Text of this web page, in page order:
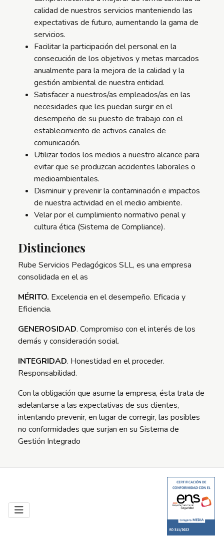
calidad de nuestros servicios manteniendo las
expectativas de futuro, aumentando la gama de
servicios.
Facilitar la participación del personal en la
consecución de los objetivos y metas marcados
anualmente para la mejora de la calidad y la
gestión ambiental de nuestra entidad.
Satisfacer a nuestros/as empleados/as en las
necesidades que les puedan surgir en el
desempeño de su puesto de trabajo con el
establecimiento de activos canales de
comunicación.
Utilizar todos los medios a nuestro alcance para
evitar que se produzcan accidentes laborales o
medioambientales.
Disminuir y prevenir la contaminación e impactos
de nuestra actividad en el medio ambiente.
Velar por el cumplimiento normativo penal y
cultura ética (Sistema de Compliance).
Distinciones
Rube Servicios Pedagógicos SLL, es una empresa
consolidada en el as
MÉRITO. Excelencia en el desempeño. Eficacia y
Eficiencia.
GENEROSIDAD. Compromiso con el interés de los
demás y consideración social.
INTEGRIDAD. Honestidad en el proceder.
Responsabilidad.
Con la obligación que asume la empresa, ésta trata de
adelantarse a las expectativas de sus clientes,
intentando prevenir, en lugar de corregir, las posibles
no conformidades que surjan en su Sistema de
Gestión Integrado